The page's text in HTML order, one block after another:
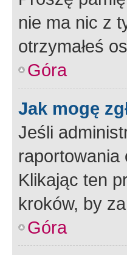
nie ma nic z
otrzymałeś
Góra
Jak mogę
Jeśli
raportowania
Klikając ten
kroków, by
Góra